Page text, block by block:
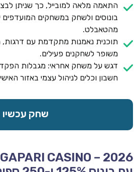
התאמה מלאה למובייל, כך שניתן
בונוסים ולשחק במשחקים המועדפים
מהטאבלט.
תוכנית נאמנות מתקדמת עם
משופר לשחקנים פעילים.
דגש על משחק אחראי: מגבלות
חשבון וכלים לניהול עצמי באזור
שחק עכשיו